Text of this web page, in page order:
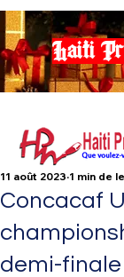
Haiti
Concacaf
demi-finale
11 août 2023 1 min de